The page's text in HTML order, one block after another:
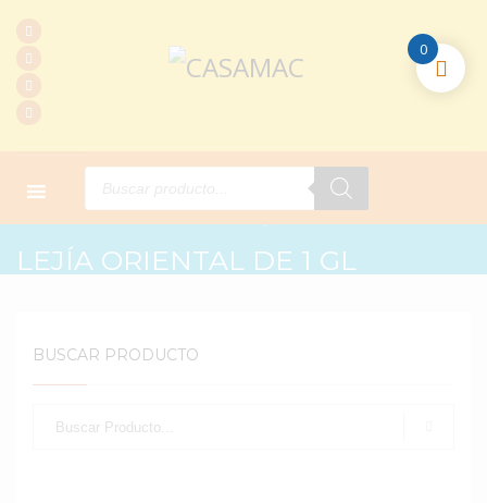
Products
LEJÍA ORIENTAL DE 1 GL
BUSCAR PRODUCTO
0